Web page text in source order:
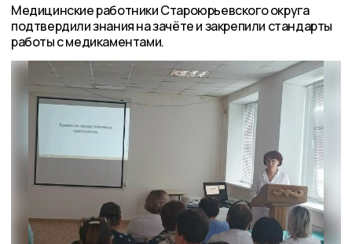
Медицинские работники Староюрьевского округа
подтвердили знания на зачёте и закрепили стандарты
работы с медикаментами.